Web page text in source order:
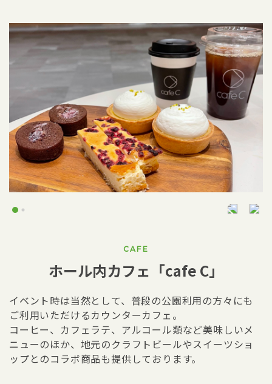
CAFE
ホール内カフェ「cafe C」
イベント時は当然として、普段の公園利用の方々にも
ご利用いただけるカウンターカフェ。
コーヒー、カフェラテ、アルコール類など美味しいメ
ニューのほか、地元のクラフトビールやスイーツショ
ップとのコラボ商品も提供しております。